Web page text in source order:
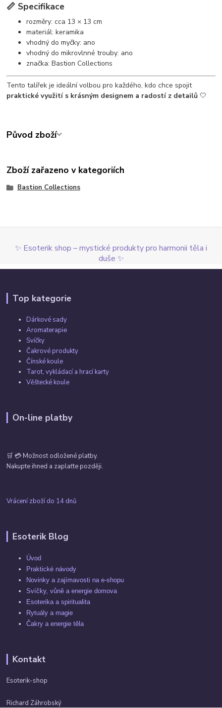
📏 Specifikace
rozměry: cca 13 × 13 cm
materiál: keramika
vhodný do myčky: ano
vhodný do mikrovlnné trouby: ano
značka: Bastion Collections
Tento talířek je ideální volbou pro každého, kdo chce spojit
praktické využití s krásným designem a radostí z detailů 🤍
Původ zboží
Zboží zařazeno v kategoriích
Bastion Collections
✨ Esoterik shop – mystické produkty pro harmonii těla i
duše ✨
Top kategorie
Dárkové sady
Aromaterapie
Svíčky
Čakrové produkty
Čínské koule
Tarot, vykládací a hrací karty
Věštecké koule
On-line platby
🛒 💳 Možnost odložené platby.
Nakupte ihned a zaplaťte později.
Vrácení zboží do 14 dnů
Esoterik Blog
Úvod
Praktické návody
Novinky a zajímavosti na e-shopu
Svíčky, vůně a energie domova
Esoterika a spiritualita
Rytuály a magie
Čakry a energie těla
Kontakt
Esoterik-shop
Richard Záhrobský